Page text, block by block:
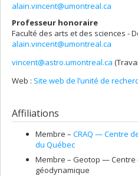
alain.vincent@umontreal.ca
Professeur honoraire
Faculté des arts et des sciences -
alain.vincent@umontreal.ca
vincent@astro.umontreal.ca
Web : Site web de l’unité de
Affiliations
Membre – CRAQ — Centre
du Québec
Membre – Geotop — Centre
géodynamique